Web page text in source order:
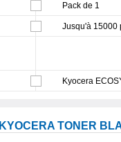
Pack de 1
Jusqu'à 15000
Kyocera
KYOCERA TONER